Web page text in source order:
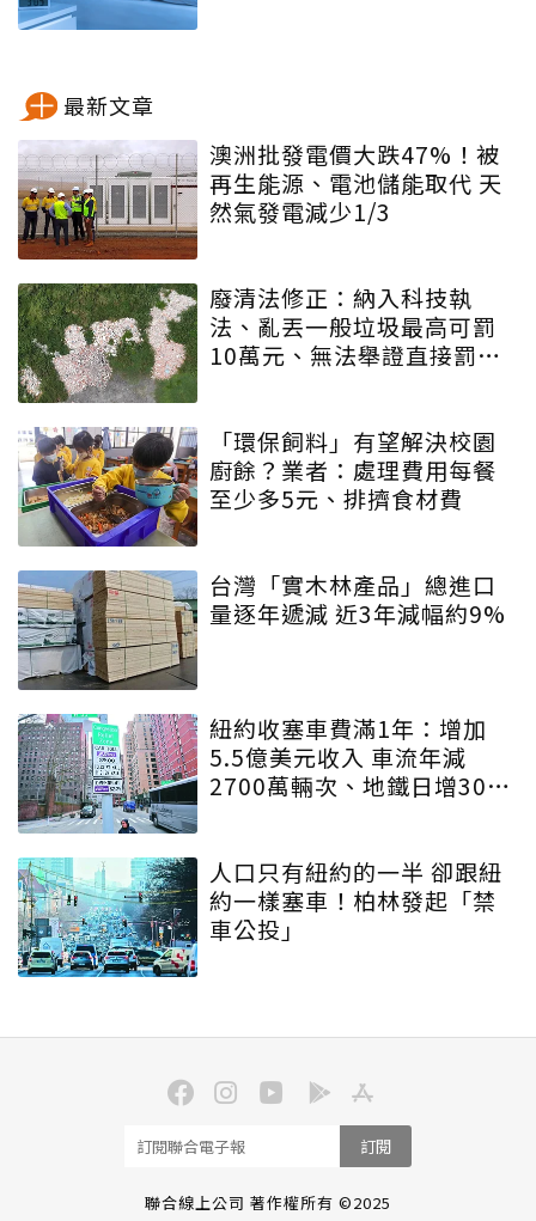
最新文章
澳洲批發電價大跌47%！被
再生能源、電池儲能取代 天
然氣發電減少1/3
廢清法修正：納入科技執
法、亂丟一般垃圾最高可罰
10萬元、無法舉證直接罰車
「環保飼料」有望解決校園
廚餘？業者：處理費用每餐
至少多5元、排擠食材費
台灣「實木林產品」總進口
量逐年遞減 近3年減幅約9%
紐約收塞車費滿1年：增加
5.5億美元收入 車流年減
2700萬輛次、地鐵日增30萬
人口只有紐約的一半 卻跟紐
約一樣塞車！柏林發起「禁
車公投」
訂閱
聯合線上公司 著作權所有 ©2025